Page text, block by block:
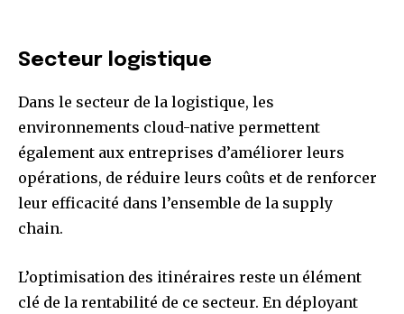
Secteur logistique
Dans le secteur de la logistique, les
environnements cloud-native permettent
également aux entreprises d’améliorer leurs
opérations, de réduire leurs coûts et de renforcer
leur efficacité dans l’ensemble de la supply
chain.
L’optimisation des itinéraires reste un élément
clé de la rentabilité de ce secteur. En déployant